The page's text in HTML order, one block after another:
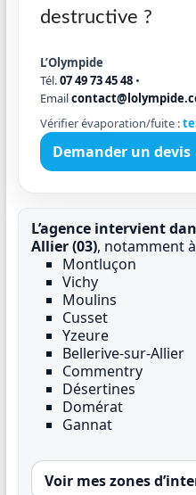
destructive ?
L’Olympide
Tél.07 49 73 45 48•
Email
Vérifier évaporation/fuite :
Demander un
L’agence intervient
Allier (03), notamment
Montluçon
Vichy
Moulins
Cusset
Yzeure
Bellerive-sur-Allier
Commentry
Désertines
Domérat
Gannat
Voir mes zones